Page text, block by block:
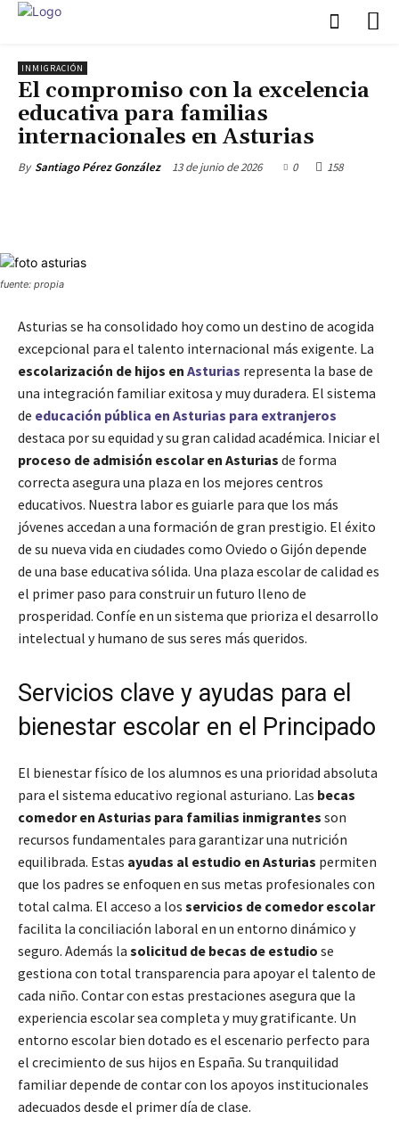
INMIGRACIÓN
El compromiso con la excelencia
educativa para familias
internacionales en Asturias
By Santiago Pérez González 13 de junio de 2026 0 158
fuente: propia
Asturias se ha consolidado hoy como un destino de acogida
excepcional para el talento internacional más exigente. La
escolarización de hijos en Asturias representa la base de
una integración familiar exitosa y muy duradera. El sistema
de educación pública en Asturias para extranjeros
destaca por su equidad y su gran calidad académica. Iniciar el
proceso de admisión escolar en Asturias de forma
correcta asegura una plaza en los mejores centros
educativos. Nuestra labor es guiarle para que los más
jóvenes accedan a una formación de gran prestigio. El éxito
de su nueva vida en ciudades como Oviedo o Gijón depende
de una base educativa sólida. Una plaza escolar de calidad es
el primer paso para construir un futuro lleno de
prosperidad. Confíe en un sistema que prioriza el desarrollo
intelectual y humano de sus seres más queridos.
Servicios clave y ayudas para el
bienestar escolar en el Principado
El bienestar físico de los alumnos es una prioridad absoluta
para el sistema educativo regional asturiano. Las becas
comedor en Asturias para familias inmigrantes son
recursos fundamentales para garantizar una nutrición
equilibrada. Estas ayudas al estudio en Asturias permiten
que los padres se enfoquen en sus metas profesionales con
total calma. El acceso a los servicios de comedor escolar
facilita la conciliación laboral en un entorno dinámico y
seguro. Además la solicitud de becas de estudio se
gestiona con total transparencia para apoyar el talento de
cada niño. Contar con estas prestaciones asegura que la
experiencia escolar sea completa y muy gratificante. Un
entorno escolar bien dotado es el escenario perfecto para
el crecimiento de sus hijos en España. Su tranquilidad
familiar depende de contar con los apoyos institucionales
adecuados desde el primer día de clase.